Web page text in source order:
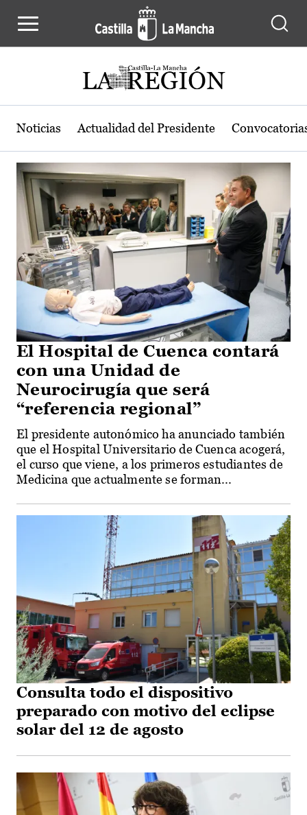
Actualidad de la región de Castilla-
Noticias Actualidad del Presidente
El Hospital de Cuenca contará
con una Unidad de
Neurocirugía que será
“referencia regional”
El presidente autonómico ha anunciado también
que el Hospital Universitario de Cuenca acogerá,
el curso que viene, a los primeros estudiantes de
Medicina que actualmente se forman...
Consulta todo el dispositivo
preparado con motivo del eclipse
solar del 12 de agosto